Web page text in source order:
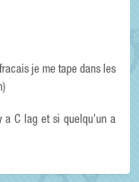
je me tape dans les
a C lag et si quelqu'un a